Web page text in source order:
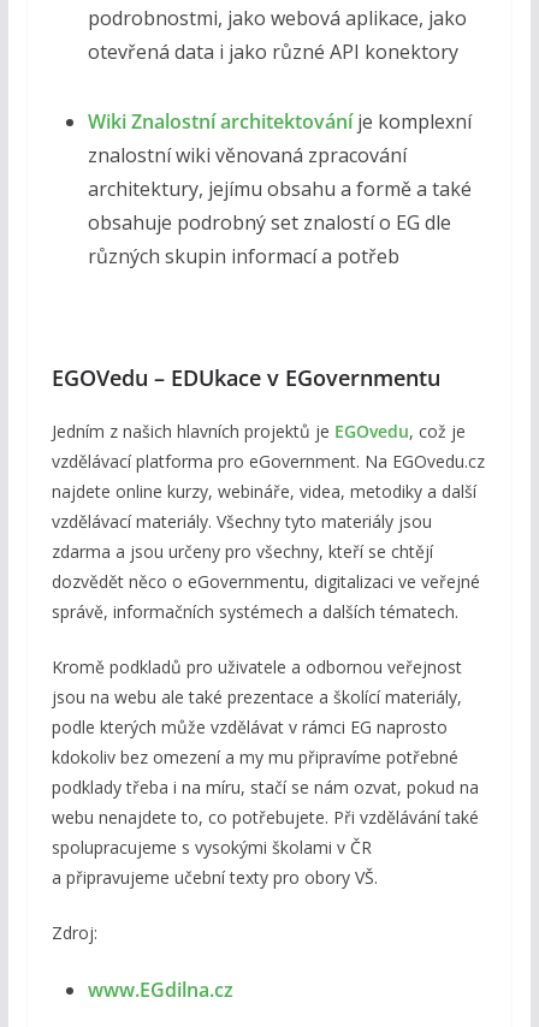
podrobnostmi, jako webová aplikace, jako
otevřená data i jako různé API konektory
Wiki Znalostní architektováníje komplexní
znalostní wiki věnovaná zpracování
architektury, jejímu obsahu a formě a také
obsahuje podrobný set znalostí o EG dle
různých skupin informací a potřeb
EGOVedu – EDUkace v EGovernmentu
Jedním z našich hlavních projektů je EGOvedu, což je
vzdělávací platforma pro eGovernment. Na EGOvedu.cz
najdete online kurzy, webináře, videa, metodiky a další
vzdělávací materiály. Všechny tyto materiály jsou
zdarma a jsou určeny pro všechny, kteří se chtějí
dozvědět něco o eGovernmentu, digitalizaci ve veřejné
správě, informačních systémech a dalších tématech.
Kromě podkladů pro uživatele a odbornou veřejnost
jsou na webu ale také prezentace a školící materiály,
podle kterých může vzdělávat v rámci EG naprosto
kdokoliv bez omezení a my mu připravíme potřebné
podklady třeba i na míru, stačí se nám ozvat, pokud na
webu nenajdete to, co potřebujete. Při vzdělávání také
spolupracujeme s vysokými školami v ČR
a připravujeme učební texty pro obory VŠ.
Zdroj:
www.EGdilna.cz